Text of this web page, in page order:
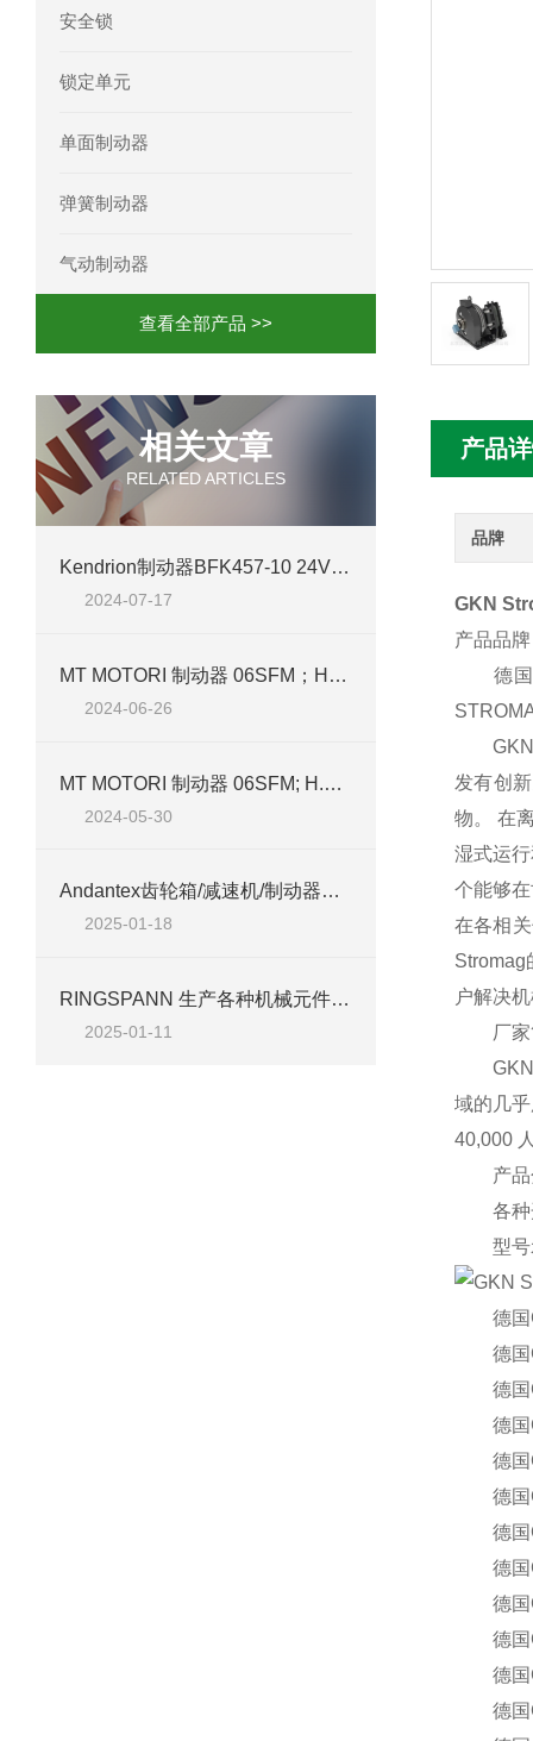
Ac-motoren交流电机3RT1026-1AC20
AC-motoren交流电机FCA 132S-4/
AC-motoren交流电机ACM 160M-4参
AC-MOTOREN电机FCPA 80B-6参数
AC-MOTOREN电机FCPA 71B-2参数
安全锁
锁定单元
单面制动器
弹簧制动器
气动制动器
查看全部产品 >>
相关文章
RELATED ARTICLES
Kendrion制动器BFK457-10 24V 23Nm：技术深度解析与应用领域探索
2024-07-17
MT MOTORI 制动器 06SFM；H30 103V 尺寸 100 技术介绍
2024-06-26
MT MOTORI 制动器 06SFM; H.30 103V 尺寸 100
2024-05-30
Andantex齿轮箱/减速机/制动器可以应用于印刷/包装行业
2025-01-18
RINGSPANN 生产各种机械元件，如联轴器、制动器、离合器和轴承
2025-01-11
产品
品牌
GKN
产品品
德国
GKN
发有创
物。 在
湿式运
个能够
在各相
Stromag
户解决
厂家简
GKN
域的几
40,000
产品
各种开
型号
德国
德国
德国
德国
德国
德国
德国
德国
德国
德国
德国
德国